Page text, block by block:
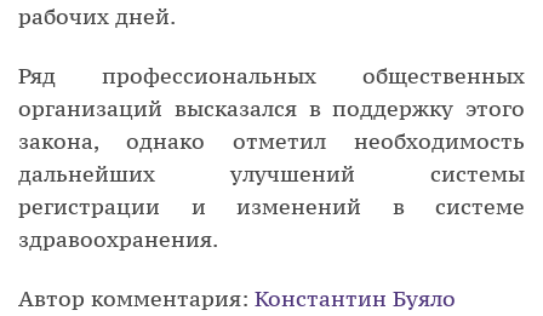
рабочих дней.
Ряд профессиональных общественных
организаций высказался в поддержку этого
закона, однако отметил необходимость
дальнейших улучшений системы
регистрации и изменений в системе
здравоохранения.
Автор комментария: Константин Буяло